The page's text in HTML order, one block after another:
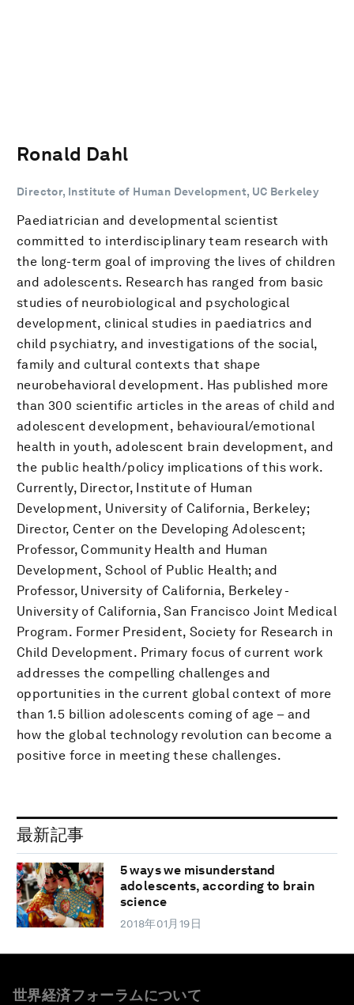
Ronald Dahl
Director, Institute of Human Development, UC Berkeley
Paediatrician and developmental scientist
committed to interdisciplinary team research with
the long-term goal of improving the lives of children
and adolescents. Research has ranged from basic
studies of neurobiological and psychological
development, clinical studies in paediatrics and
child psychiatry, and investigations of the social,
family and cultural contexts that shape
neurobehavioral development. Has published more
than 300 scientific articles in the areas of child and
adolescent development, behavioural/emotional
health in youth, adolescent brain development, and
the public health/policy implications of this work.
Currently, Director, Institute of Human
Development, University of California, Berkeley;
Director, Center on the Developing Adolescent;
Professor, Community Health and Human
Development, School of Public Health; and
Professor, University of California, Berkeley -
University of California, San Francisco Joint Medical
Program. Former President, Society for Research in
Child Development. Primary focus of current work
addresses the compelling challenges and
opportunities in the current global context of more
than 1.5 billion adolescents coming of age – and
how the global technology revolution can become a
positive force in meeting these challenges.
最新記事
5 ways we misunderstand
adolescents, according to brain
science
2018年01月19日
世界経済フォーラムについて